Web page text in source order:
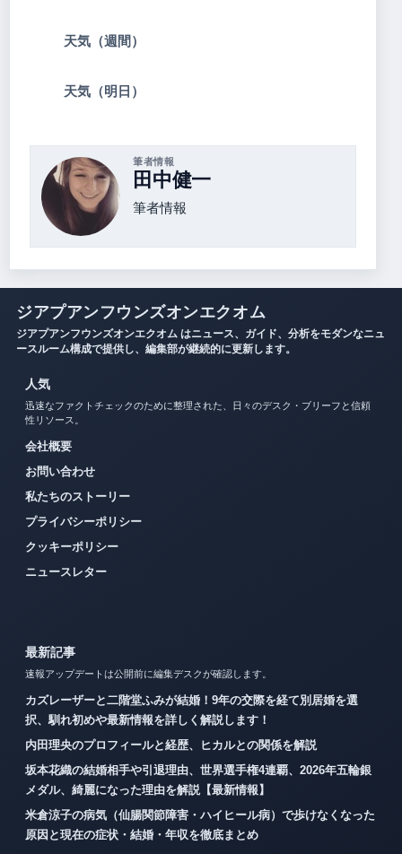
天気（週間）
天気（明日）
筆者情報
田中健一
筆者情報
ジアプアンフウンズオンエクオム
ジアプアンフウンズオンエクオム はニュース、ガイド、分析をモダンなニュ
ースルーム構成で提供し、編集部が継続的に更新します。
人気
迅速なファクトチェックのために整理された、日々のデスク・ブリーフと信頼
性リソース。
会社概要
お問い合わせ
私たちのストーリー
プライバシーポリシー
クッキーポリシー
ニュースレター
最新記事
速報アップデートは公開前に編集デスクが確認します。
カズレーザーと二階堂ふみが結婚！9年の交際を経て別居婚を選
択、馴れ初めや最新情報を詳しく解説します！
内田理央のプロフィールと経歴、ヒカルとの関係を解説
坂本花織の結婚相手や引退理由、世界選手権4連覇、2026年五輪銀
メダル、綺麗になった理由を解説【最新情報】
米倉涼子の病気（仙腸関節障害・ハイヒール病）で歩けなくなった
原因と現在の症状・結婚・年収を徹底まとめ